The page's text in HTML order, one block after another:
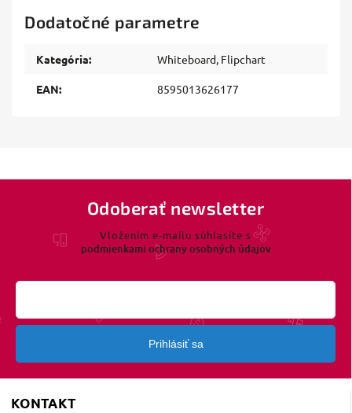
Dodatočné parametre
Kategória: Whiteboard, Flipchart
EAN: 8595013626177
KONTAKT
Odoberať newsletter
Vložením e-mailu súhlasíte s
podmienkami ochrany osobných údajov
Prihlásiť sa